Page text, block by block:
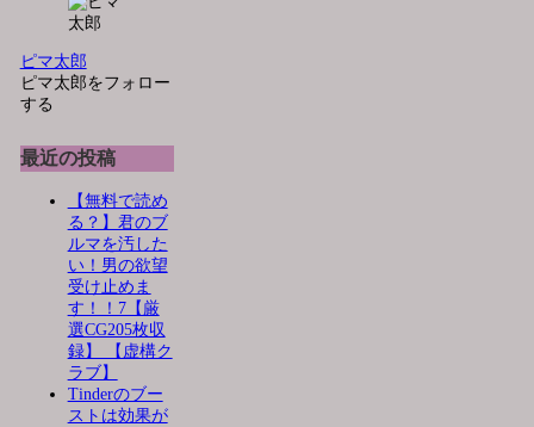
ピマ太郎
ピマ太郎をフォロー
する
最近の投稿
【無料で読め
る？】君のブ
ルマを汚した
い！男の欲望
受け止めま
す！！7【厳
選CG205枚収
録】 【虚構ク
ラブ】
Tinderのブー
ストは効果が